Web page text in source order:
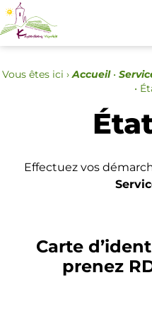
Vous êtes ici › Accueil•
•
Effectuez vos
Carte
prenez
Panneau de gestion des